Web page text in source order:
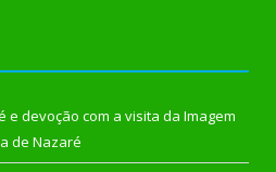
devoção com a visita da Imagem
de Nazaré